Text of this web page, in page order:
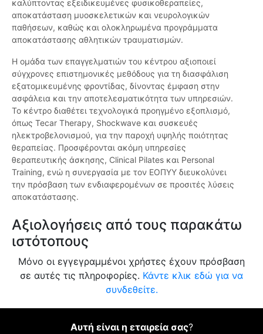
καλύπτοντας εξειδικευμένες φυσικοθεραπείες,
αποκατάσταση μυοσκελετικών και νευρολογικών
παθήσεων, καθώς και ολοκληρωμένα προγράμματα
αποκατάστασης αθλητικών τραυματισμών.
Η ομάδα των επαγγελματιών του κέντρου αξιοποιεί
σύγχρονες επιστημονικές μεθόδους για τη διασφάλιση
εξατομικευμένης φροντίδας, δίνοντας έμφαση στην
ασφάλεια και την αποτελεσματικότητα των υπηρεσιών.
Το κέντρο διαθέτει τεχνολογικά προηγμένο εξοπλισμό,
όπως Tecar Therapy, Shockwave και συσκευές
ηλεκτροβελονισμού, για την παροχή υψηλής ποιότητας
θεραπείας. Προσφέρονται ακόμη υπηρεσίες
θεραπευτικής άσκησης, Clinical Pilates και Personal
Training, ενώ η συνεργασία με τον ΕΟΠΥΥ διευκολύνει
την πρόσβαση των ενδιαφερομένων σε προσιτές λύσεις
αποκατάστασης.
Αξιολογήσεις από τους παρακάτω
ιστότοπους
Μόνο οι εγγεγραμμένοι χρήστες έχουν πρόσβαση
σε αυτές τις πληροφορίες. Κάντε κλικ εδώ για να
συνδεθείτε.
Αυτή είναι η εταιρεία σας?